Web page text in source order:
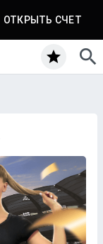
ОТКРЫТЬ СЧЕТ